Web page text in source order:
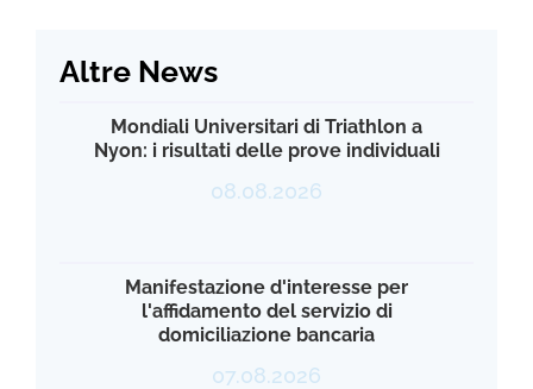
Altre News
Mondiali Universitari di Triathlon a
Nyon: i risultati delle prove individuali
08.08.2026
Manifestazione d'interesse per
l'affidamento del servizio di
domiciliazione bancaria
07.08.2026